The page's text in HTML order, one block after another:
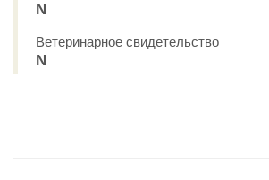
N
Ветеринарное свидетельство
N